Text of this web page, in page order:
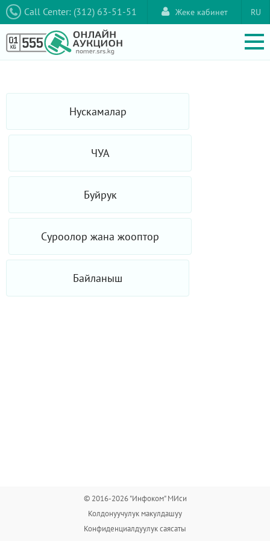
Call Center: (312) 63-51-51 RU
Жеке кабинет
Нускамалар
ЧУА
Буйрук
Суроолор жана жооптор
Байланыш
© 2016-2026 "Инфоком" МИси
Колдонуучулук макулдашуу
Конфиденциалдуулук саясаты